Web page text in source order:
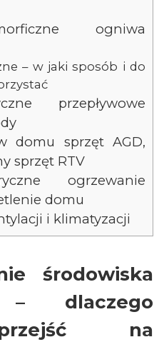
ogniwa
– w jaki sposób i do
przepływowe
domu sprzęt AGD,
sprzęt RTV
ogrzewanie
domu
i klimatyzacji
środowiska
– dlaczego
na